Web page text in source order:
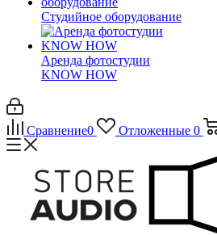
Студийное оборудование
Аренда фотостудии
KNOW HOW
Сравнение0 Отложенные 0